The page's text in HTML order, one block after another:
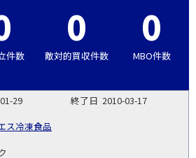
件数
0
敵対的買収件数
0
MBO件数
進
ミ
了
29
ス冷凍食品
2010-03-17